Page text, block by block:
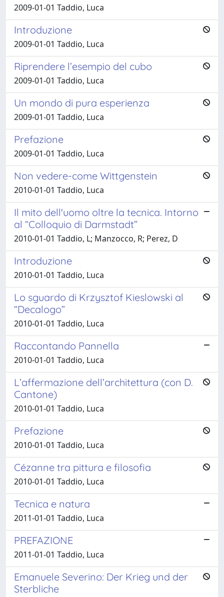
2009-01-01 Taddio, Luca
Introduzione
2009-01-01 Taddio, Luca
Riprendere l’esempio del cubo
2009-01-01 Taddio, Luca
Un mondo di pura esperienza
2009-01-01 Taddio, Luca
Prefazione
2009-01-01 Taddio, Luca
Non vedere-come Wittgenstein
2010-01-01 Taddio, Luca
Il mito dell'uomo oltre la tecnica. Intorno
al “Colloquio di Darmstadt”
2010-01-01 Taddio, L; Manzocco, R; Perez, D
Introduzione
2010-01-01 Taddio, Luca
Lo sguardo di Krzysztof Kieslowski al
“Decalogo”
2010-01-01 Taddio, Luca
Raccontando Pannella
2010-01-01 Taddio, Luca
L’affermazione dell’architettura (con D.
Cantone)
2010-01-01 Taddio, Luca
Prefazione
2010-01-01 Taddio, Luca
Cézanne tra pittura e filosofia
2010-01-01 Taddio, Luca
Tecnica e natura
2011-01-01 Taddio, Luca
PREFAZIONE
2011-01-01 Taddio, Luca
Emanuele Severino: Der Krieg und der
Sterbliche